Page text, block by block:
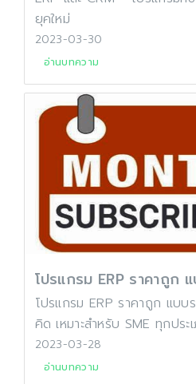
ยุคใหม่
2023-03-30
อ่านบทความ
โปรแกรม ERP ราคาถูก
โปรแกรม ERP ราคาถูก แบ
คิด เหมาะสำหรับ SME ทุกประ
2023-03-28
อ่านบทความ